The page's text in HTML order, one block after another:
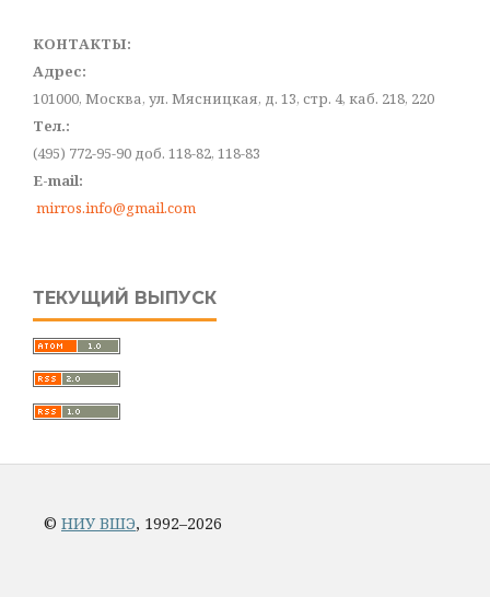
КОНТАКТЫ:
Адрес:
101000, Москва, ул. Мясницкая, д. 13, стр. 4, каб. 218, 220
Тел.:
(495) 772-95-90 доб. 118-82, 118-83
E-mail:
mirros.info@gmail.com
ТЕКУЩИЙ ВЫПУСК
© НИУ ВШЭ, 1992–2026